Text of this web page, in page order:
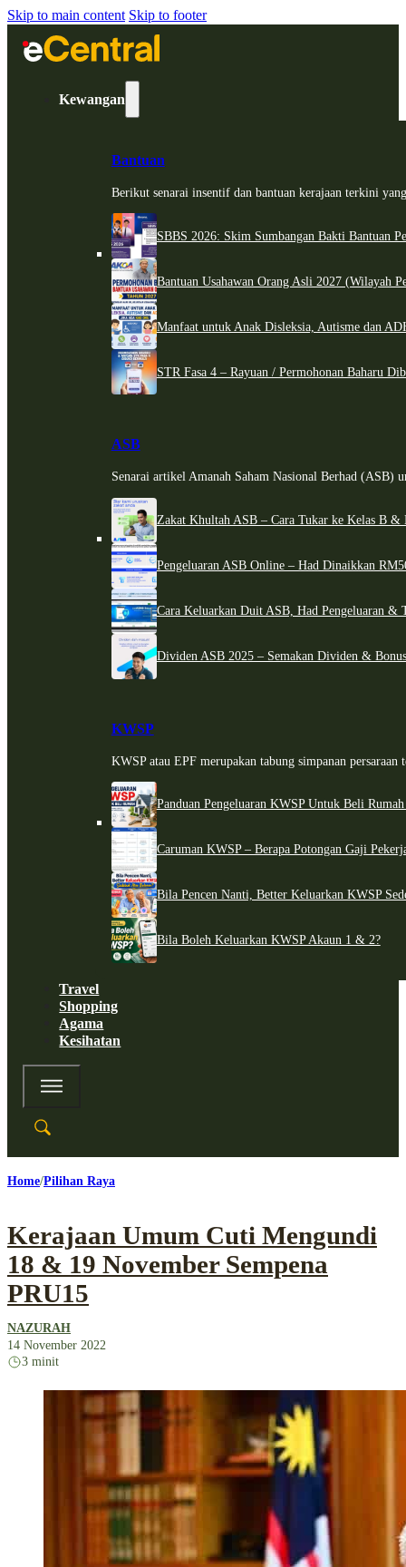
Skip to main content Skip to footer
Kewangan
Bantuan
Berikut senarai insentif dan bantuan kerajaan terkini
SBBS 2026: Skim Sumbangan Bakti Bantuan
Bantuan Usahawan Orang Asli 2027 (Wilayah
Manfaat untuk Anak Disleksia, Autisme dan
STR Fasa 4 – Rayuan / Permohonan Baharu
ASB
Senarai artikel Amanah Saham Nasional Berhad (ASB)
Zakat Khultah ASB – Cara Tukar ke Kelas B &
Pengeluaran ASB Online – Had Dinaikkan
Cara Keluarkan Duit ASB, Had Pengeluaran &
Dividen ASB 2025 – Semakan Dividen &
KWSP
KWSP atau EPF merupakan tabung simpanan persaraan
Panduan Pengeluaran KWSP Untuk Beli
Caruman KWSP – Berapa Potongan Gaji
Bila Pencen Nanti, Better Keluarkan KWSP
Bila Boleh Keluarkan KWSP Akaun 1 & 2?
Travel
Shopping
Agama
Kesihatan
Home Pilihan Raya
Kerajaan Umum Cuti Mengundi
18 & 19 November Sempena
PRU15
NAZURAH
14 November 2022
3 minit